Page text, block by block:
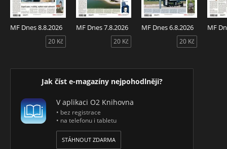
MF Dnes 8.8.2026
20 Kč
MF Dnes 7.8.2026
20 Kč
MF Dnes 6.8.2026
20 Kč
MF
Jak číst e-magazíny nejpohodlněji?
V aplikaci O2 Knihovna
• bez registrace
• na telefonu i tabletu
STÁHNOUT ZDARMA